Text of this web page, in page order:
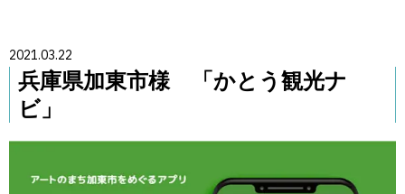
2021.03.22
兵庫県加東市様 「かとう観光ナ
ビ」